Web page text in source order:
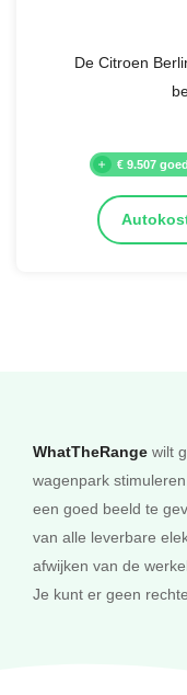
De Citroen
€ 9.507
WhatTheRange wilt
wagenpark
een goed beeld te
van alle leverbare
afwijken van de
Je kunt er geen